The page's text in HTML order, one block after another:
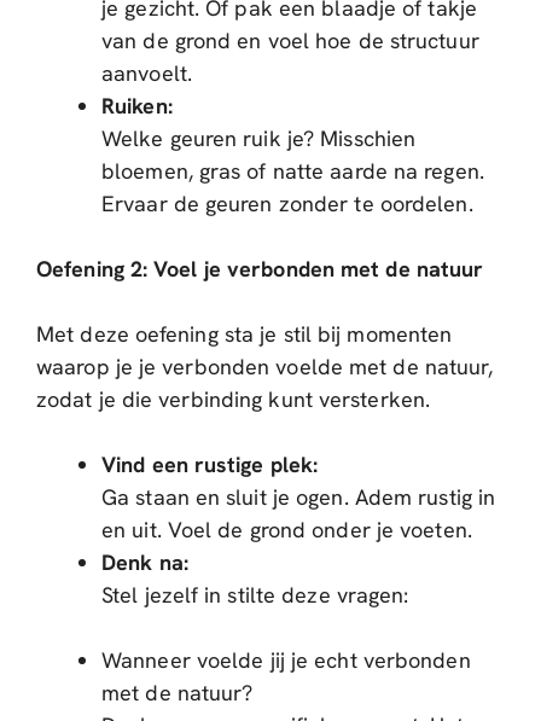
je gezicht. Of pak een blaadje of takje
van de grond en voel hoe de structuur
aanvoelt.
Ruiken:
Welke geuren ruik je? Misschien
bloemen, gras of natte aarde na regen.
Ervaar de geuren zonder te oordelen.
Oefening 2: Voel je verbonden met de natuur
Met deze oefening sta je stil bij momenten
waarop je je verbonden voelde met de natuur,
zodat je die verbinding kunt versterken.
Vind een rustige plek:
Ga staan en sluit je ogen. Adem rustig in
en uit. Voel de grond onder je voeten.
Denk na:
Stel jezelf in stilte deze vragen:
Wanneer voelde jij je echt verbonden
met de natuur?